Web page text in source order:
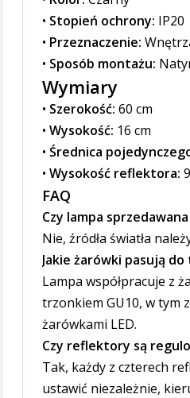
• Stopień ochrony: IP20
• Przeznaczenie:
• Sposób montażu:
Wymiary
• Szerokość: 60 cm
•Wysokość: 16 cm
•Średnica
•Wysokość reflektora:
FAQ
Czy lampa
Nie, źródła światła
Jakie żarówki pasują
Lampa współpracuje z
trzonkiem GU10, w tym
żarówkami LED.
Czy reflektory są
Tak, każdy z czterech
ustawić niezależnie,